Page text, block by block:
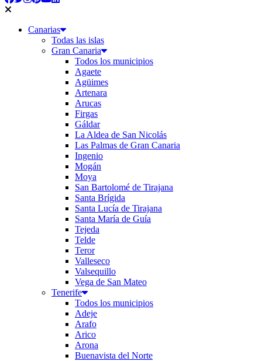
Canarias
Todas las islas
Gran Canaria
Todos los municipios
Agaete
Agüimes
Artenara
Arucas
Firgas
Gáldar
La Aldea de San Nicolás
Las Palmas de Gran Canaria
Ingenio
Mogán
Moya
San Bartolomé de Tirajana
Santa Brígida
Santa Lucía de Tirajana
Santa María de Guía
Tejeda
Telde
Teror
Valleseco
Valsequillo
Vega de San Mateo
Tenerife
Todos los municipios
Adeje
Arafo
Arico
Arona
Buenavista del Norte